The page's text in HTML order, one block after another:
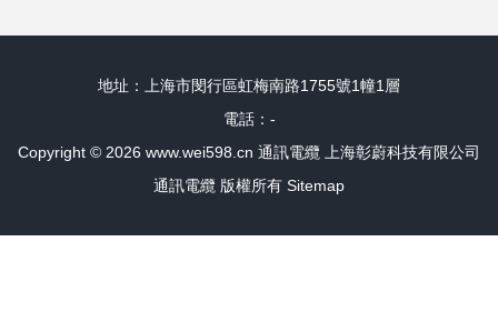
地址：上海市閔行區虹梅南路1755號1幢1層
電話：-
Copyright © 2026 www.wei598.cn 通訊電纜
上海彰蔚科技有限公司
通訊電纜 版權所有 Sitemap